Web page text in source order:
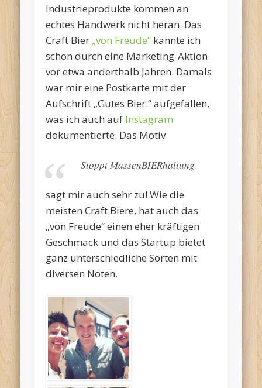
Industrieprodukte kommen an
echtes Handwerk nicht heran. Das
Craft Bier „von Freude“ kannte ich
schon durch eine Marketing-Aktion
vor etwa anderthalb Jahren. Damals
war mir eine Postkarte mit der
Aufschrift „Gutes Bier.“ aufgefallen,
was ich auch auf Instagram
dokumentierte. Das Motiv
Stoppt MassenBIERhaltung
sagt mir auch sehr zu! Wie die
meisten Craft Biere, hat auch das
„von Freude“ einen eher kräftigen
Geschmack und das Startup bietet
ganz unterschiedliche Sorten mit
diversen Noten.